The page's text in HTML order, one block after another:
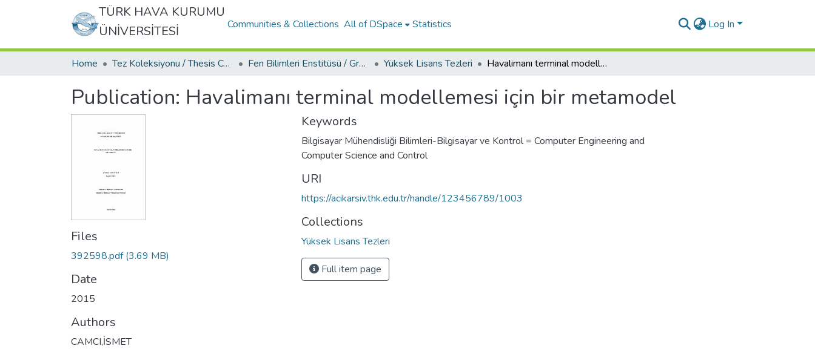
TÜRK HAVA KURUMU
ÜNİVERSİTESİ
Communities & Collections All of DSpace Statistics Log In
Home Tez Koleksiyonu / Thesis Collection Fen Bilimleri Enstitüsü / Graduate School Of Natural Applied Sciences Yüksek Lisans Tezleri Havalimanı terminal modellemesi için bir metamodel
Publication: Havalimanı terminal modellemesi için bir metamodel
Files
392598.pdf(3.69 MB)
Date
2015
Authors
CAMCI,İSMET
Keywords
Bilgisayar Mühendisliği Bilimleri-Bilgisayar ve Kontrol = Computer Engineering and
Computer Science and Control
URI
https://acikarsiv.thk.edu.tr/handle/123456789/1003
Collections
Yüksek Lisans Tezleri
Full item page